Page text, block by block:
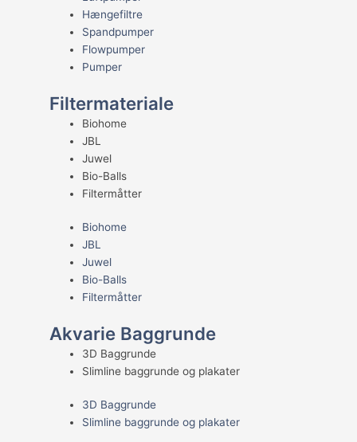
Hængefiltre
Spandpumper
Flowpumper
Pumper
Filtermateriale
Biohome
JBL
Juwel
Bio-Balls
Filtermåtter
Biohome
JBL
Juwel
Bio-Balls
Filtermåtter
Akvarie Baggrunde
3D Baggrunde
Slimline baggrunde og plakater
3D Baggrunde
Slimline baggrunde og plakater